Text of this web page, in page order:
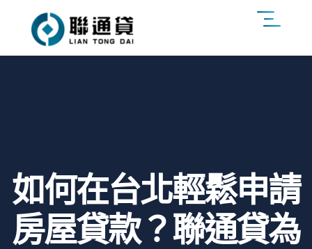
如何在台北輕鬆申請
房屋貸款？聯通貸為